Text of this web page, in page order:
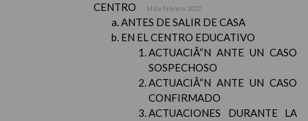
CENTRO
14 de febrero 2022
ANTES DE SALIR DE CASA
EN EL CENTRO EDUCATIVO
ACTUACIÃ“N ANTE UN CASO
SOSPECHOSO
ACTUACIÃ“N ANTE UN CASO
CONFIRMADO
ACTUACIONES DURANTE LA